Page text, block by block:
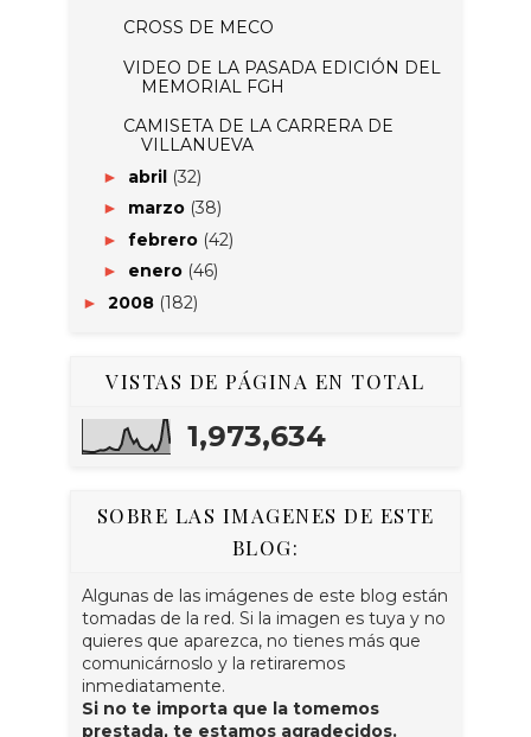
CROSS DE MECO
VIDEO DE LA PASADA EDICIÓN DEL
MEMORIAL FGH
CAMISETA DE LA CARRERA DE
VILLANUEVA
► abril (32)
► marzo (38)
► febrero (42)
► enero (46)
► 2008 (182)
VISTAS DE PÁGINA EN TOTAL
1,973,634
SOBRE LAS IMAGENES DE ESTE
BLOG:
Algunas de las imágenes de este blog están
tomadas de la red. Si la imagen es tuya y no
quieres que aparezca, no tienes más que
comunicárnoslo y la retiraremos
inmediatamente.
Si no te importa que la tomemos
prestada, te estamos agradecidos.